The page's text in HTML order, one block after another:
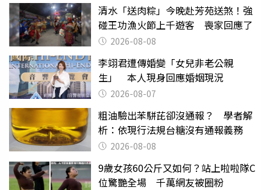
清水「送肉粽」今晚赴芳苑送煞！強
碰王功漁火節上千遊客 喪家回應了
2026-08-08
李翊君遭傳婚變「女兒非老公親
生」 本人現身回應婚姻現況
2026-08-07
粗油驗出苯駢芘卻沒通報？ 學者解
析：依現行法規台糖沒有通報義務
2026-08-08
9歲女孩60公斤又如何？站上啦啦隊C
位驚艷全場 千萬網友被圈粉